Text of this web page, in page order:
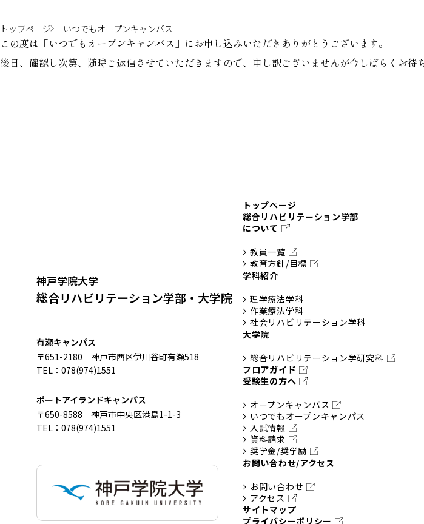
トップページ いつでもオープンキャンパス
この度は「いつでもオープンキャンパス」にお申し込みいただきありがとうございます。
後日、確認し次第、随時ご返信させていただきますので、申し訳ございませんが今しばらくお待
神戸学院大学
総合リハビリテーション学部・大学院
有瀬キャンパス
〒651-2180 神戸市西区伊川谷町有瀬518
TEL：078(974)1551
ポートアイランドキャンパス
〒650-8588 神戸市中央区港島1-1-3
TEL：078(974)1551
トップページ
総合リハビリテーション学部
について
教員一覧
教育方針/目標
学科紹介
理学療法学科
作業療法学科
社会リハビリテーション学科
大学院
総合リハビリテーション学研究科
フロアガイド
受験生の方へ
オープンキャンパス
いつでもオープンキャンパス
入試情報
資料請求
奨学金/奨学励
お問い合わせ/アクセス
お問い合わせ
アクセス
サイトマップ
プライバシーポリシー